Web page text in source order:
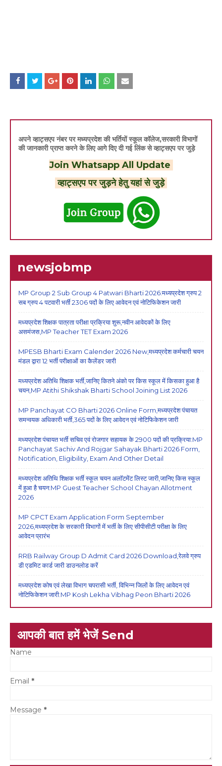
अपने व्हाट्सएप नंबर पर मध्यप्रदेश की भर्तियों स्कूल कॉलेज,सरकारी विभागों
की जानकारी प्राप्त करने के लिए आगे दिए दी गई लिंक से व्हाट्सएप पर जुड़े
Join Whatsapp All Update
व्हाट्सएप पर जुड़ने हेतु यहां से जुड़े
newsjobmp
MP Group 2 Sub Group 4 Patwari Bharti 2026:मध्यप्रदेश ग्रुप 2
सब ग्रुप 4 पटवारी भर्ती 2306 पदों के लिए आवेदन एवं नोटिफिकेशन जारी
मध्यप्रदेश शिक्षक पात्रता परीक्षा प्रक्रिया शुरू,नवीन आवेदकों के लिए
असमंजस,MP Teacher TET Exam 2026
MPESB Bharti Exam Calender 2026 New,मध्यप्रदेश कर्मचारी चयन
मंडल द्वारा 12 भर्ती परीक्षाओं का कैलेंडर जारी
मध्यप्रदेश अतिथि शिक्षक भर्ती,जानिए कितने अंको पर किस स्कूल में किसका हुआ है
चयन,MP Atithi Shikshak Bharti School Joining List 2026
MP Panchayat CO Bharti 2026 Online Form,मध्यप्रदेश पंचायत
समन्वयक अधिकारी भर्ती,365 पदों के लिए आवेदन एवं नोटिफिकेशन जारी
मध्यप्रदेश पंचायत भर्ती सचिव एवं रोजगार सहायक के 2900 पदों की प्रक्रिया:MP
Panchayat Sachiv And Rojgar Sahayak Bharti 2026 Form,
Notification, Eligibility, Exam And Other Detail
मध्यप्रदेश अतिथि शिक्षक भर्ती स्कूल चयन अलॉटमेंट लिस्ट जारी,जानिए किस स्कूल
में हुआ है चयन:MP Guest Teacher School Chayan Allotment
2026
MP CPCT Exam Application Form September
2026,मध्यप्रदेश के सरकारी विभागों में भर्ती के लिए सीपीसीटी परीक्षा के लिए
आवेदन प्रारंभ
RRB Railway Group D Admit Card 2026 Download,रेलवे ग्रुप
डी एडमिट कार्ड जारी डाउनलोड करें
मध्यप्रदेश कोष एवं लेखा विभाग चपरासी भर्ती, विभिन्न जिलों के लिए आवेदन एवं
नोटिफिकेशन जारी:MP Kosh Lekha Vibhag Peon Bharti 2026
आपकी बात हमें भेजें Send
Name
Email *
Message *